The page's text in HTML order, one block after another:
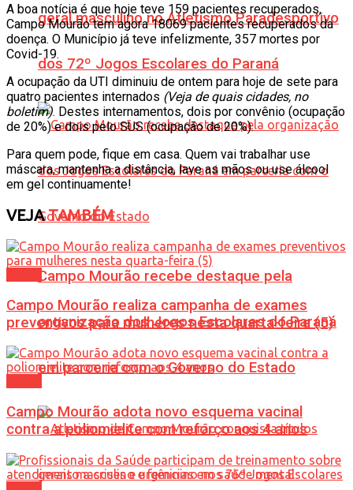
geral masculino no Atletismo Paradesportivo
dos 72º Jogos Escolares do Paraná
Campo Mourão recebe destaque pela
organização dos Jogos Escolares do Paraná
em parceria com o Governo do Estado
A boa notícia é que hoje teve 159 pacientes recuperados,
Campo Mourão tem agora 18069 pacientes recuperados da
doença. O Município já teve infelizmente, 357 mortes por
Covid-19.
A ocupação da UTI diminuiu de ontem para hoje de sete para
quatro pacientes internados (Veja de quais cidades, no
boletim). Destes internamentos, dois por convênio (ocupação
de 20%) e dois pelo SUS (ocupação de 20%).
Para quem pode, fique em casa. Quem vai trabalhar use
máscara, mantenha a distância, lave as mãos ou use álcool
em gel continuamente!
VEJATAMBÉM
Campo Mourão realiza campanha de exames
preventivos para mulheres nesta quarta-feira (5)
Campo Mourão adota novo esquema vacinal
contra a poliomielite com reforço aos 4 anos